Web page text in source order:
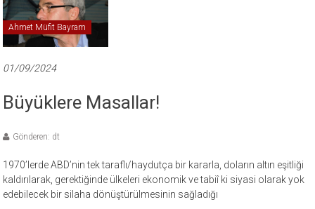
Ahmet Müfit Bayram
01/09/2024
Büyüklere Masallar!
Gönderen: dt
1970’lerde ABD’nin tek taraflı/haydutça bir kararla, doların altın eşitliği
kaldırılarak, gerektiğinde ülkeleri ekonomik ve tabiî ki siyasi olarak yok
edebilecek bir silaha dönüştürülmesinin sağladığı